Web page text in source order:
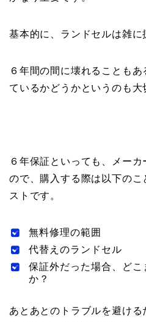
基本的に、ランドセルは雑に
６年間の間に壊れることも
ているかどうかというのも大
６年保証といっても、メー
ので、購入する際は以下の
ストです。
無料修理の範囲
代替えのランドセル
保証外だった場合、ど
か？
あとあとのトラブルを避け